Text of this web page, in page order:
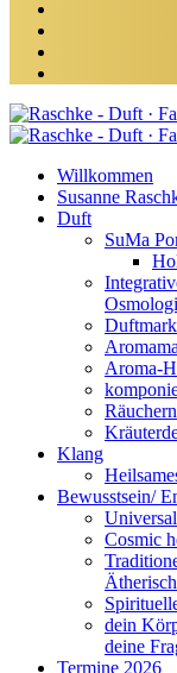
Willkommen
Susanne
Duft
SuMa
Aroma-
Räuchern
Klang
Bewusstsein/
Cosmic
dein
deine
Termine 2026